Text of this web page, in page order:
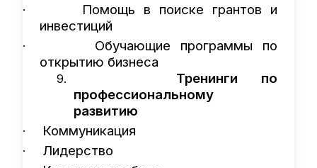
·
Помощь в поиске грантов и
инвестиций
·
Обучающие программы по
открытию бизнеса
9.
Тренинги по
профессиональному
развитию
· Коммуникация
· Лидерство